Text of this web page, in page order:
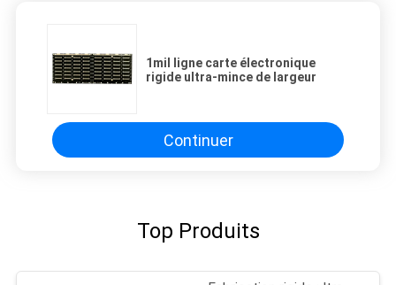
1mil ligne carte électronique
rigide ultra-mince de largeur
Continuer
Top Produits